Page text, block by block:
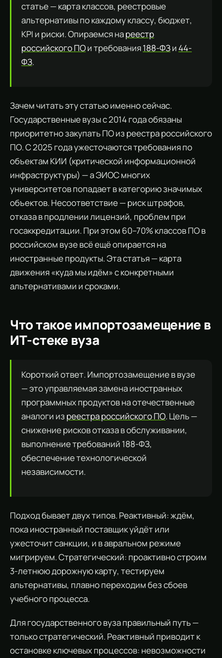
статье — карта классов, реестровые
альтернативы по каждому классу, бюджет,
KPI и риски. Опираемся нареестр
российского ПОи требования188-ФЗи44-
ФЗ.
Зачем читать эту статью именно сейчас.
Государственные вузы с 2014 года обязаны
приоритетно закупать ПО из реестра российского
ПО. С 2025 года ужесточаются требования по
объектам КИИ (критической информационной
инфраструктуры) — а ЭИОС многих
университетов попадает в категорию значимых
объектов. Несоответствие — риск штрафов,
отказа в продлении лицензий, проблем при
госаккредитации. При этом 60–70% классов ПО в
российском вузе всё ещё опирается на
иностранные продукты. Эта статья — карта
движения «куда мы идём» с конкретными
альтернативами и сроками.
Что такое импортозамещение в
ИТ-стеке вуза
Короткий ответ. Импортозамещение в вузе
— это управляемая замена иностранных
программных продуктов на отечественные
аналоги из реестра российского ПО. Цель —
снижение рисков отказа в обслуживании,
выполнение требований 188-ФЗ,
обеспечение технологической
независимости.
Подход бывает двух типов. Реактивный: ждём,
пока иностранный поставщик уйдёт или
ужесточит санкции, и в авральном режиме
мигрируем. Стратегический: проактивно строим
3-летнюю дорожную карту, тестируем
альтернативы, плавно переходим без сбоев
учебного процесса.
Для государственного вуза правильный путь —
только стратегический. Реактивный приводит к
остановке ключевых процессов: невозможности